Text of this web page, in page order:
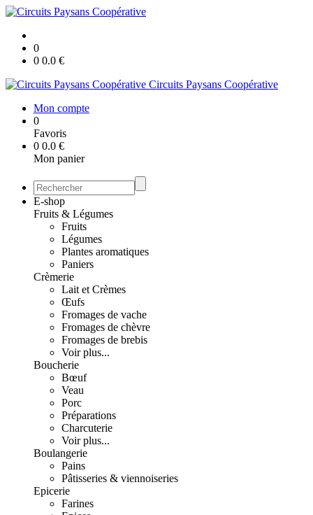
0
0 0.0 €
Circuits Paysans Coopérative
Mon compte
0
Favoris
0 0.0 €
Mon panier
E-shop
Fruits & Légumes
Fruits
Légumes
Plantes aromatiques
Paniers
Crèmerie
Lait et Crèmes
Œufs
Fromages de vache
Fromages de chèvre
Fromages de brebis
Voir plus...
Boucherie
Bœuf
Veau
Porc
Préparations
Charcuterie
Voir plus...
Boulangerie
Pains
Pâtisseries & viennoiseries
Epicerie
Farines